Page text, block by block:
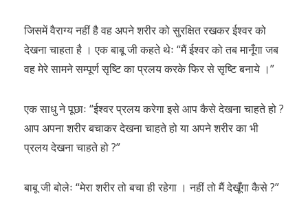
जिसमें वैराग्य नहीं है वह अपने शरीर को सुरक्षित रखकर ईश्वर को
देखना चाहता है । एक बाबू जी कहते थेः “मैं ईश्वर को तब मानूँगा जब
वह मेरे सामने सम्पूर्ण सृष्टि का प्रलय करके फिर से सृष्टि बनाये ।”
एक साधु ने पूछाः “ईश्वर प्रलय करेगा इसे आप कैसे देखना चाहते हो ?
आप अपना शरीर बचाकर देखना चाहते हो या अपने शरीर का भी
प्रलय देखना चाहते हो ?”
बाबू जी बोलेः “मेरा शरीर तो बचा ही रहेगा । नहीं तो मैं देखूँगा कैसे ?”